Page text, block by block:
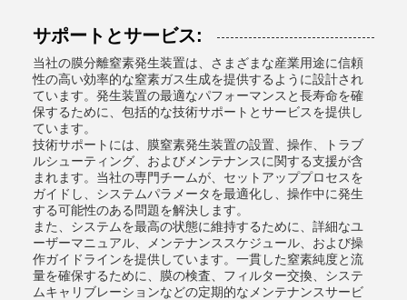
サポートとサービス:
当社の膜分離窒素発生装置は、さまざまな産業用途に信頼
性の高い効率的な窒素ガス生成を提供するように設計され
ています。発生装置の最適なパフォーマンスと長寿命を確
保するために、包括的な技術サポートとサービスを提供し
ています。
技術サポートには、膜窒素発生装置の設置、操作、トラブ
ルシューティング、およびメンテナンスに関する支援が含
まれます。当社の専門チームが、セットアッププロセスを
ガイドし、システムパラメータを最適化し、操作中に発生
する可能性のある問題を解決します。
また、システムを最高の状態に維持するために、詳細なユ
ーザーマニュアル、メンテナンススケジュール、および操
作ガイドラインを提供しています。一貫した窒素純度と流
量を確保するために、膜の検査、フィルター交換、システ
ムキャリブレーションなどの定期的なメンテナンスサービ